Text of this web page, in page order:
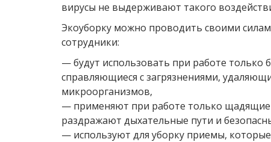
вирусы не выдерживают такого
Экоуборку можно проводить своими
сотрудники:
— будут использовать при работе только
справляющиеся с загрязнениями,
микроорганизмов,
— применяют при работе только
раздражают дыхательные пути и
— используют для уборку приемы,